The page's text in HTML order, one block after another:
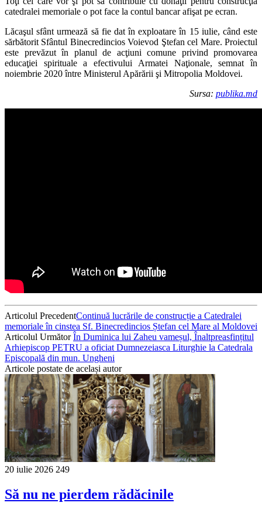
catedralei memoriale o pot face la contul bancar afişat pe ecran.
Lăcaşul sfânt urmează să fie dat în exploatare în 15 iulie, când este
sărbătorit Sfântul Binecredincios Voievod Ştefan cel Mare. Proiectul
este prevăzut în planul de acţiuni comune privind promovarea
educaţiei spirituale a efectivului Armatei Naţionale, semnat în
noiembrie 2020 între Ministerul Apărării şi Mitropolia Moldovei.
Sursa: publika.md
Articolul PrecedentContinuă lucrările de construcție a Catedralei
memoriale în cinstea Sf. Binecredincios Ștefan cel Mare al Moldovei
Articolul UrmătorÎn Duminica lui Zaheu vameșul, Înaltpreasfințitul
Arhiepiscop PETRU a oficiat Dumnezeiasca Liturghie la Catedrala
Episcopală din mun. Ungheni
Articole postate de același autor
20 iulie 2026 249
Să nu ne pierdem rădăcinile